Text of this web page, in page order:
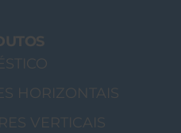
HORIZONTAIS
VERTICAIS